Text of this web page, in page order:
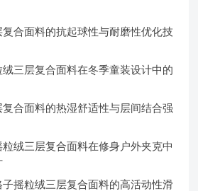
合面料的抗起球性与耐磨性优化技
三层复合面料在冬季童装设计中的
合面料的热湿舒适性与层间结合强
绒三层复合面料在修身户外夹克中
摇粒绒三层复合面料的高活动性滑